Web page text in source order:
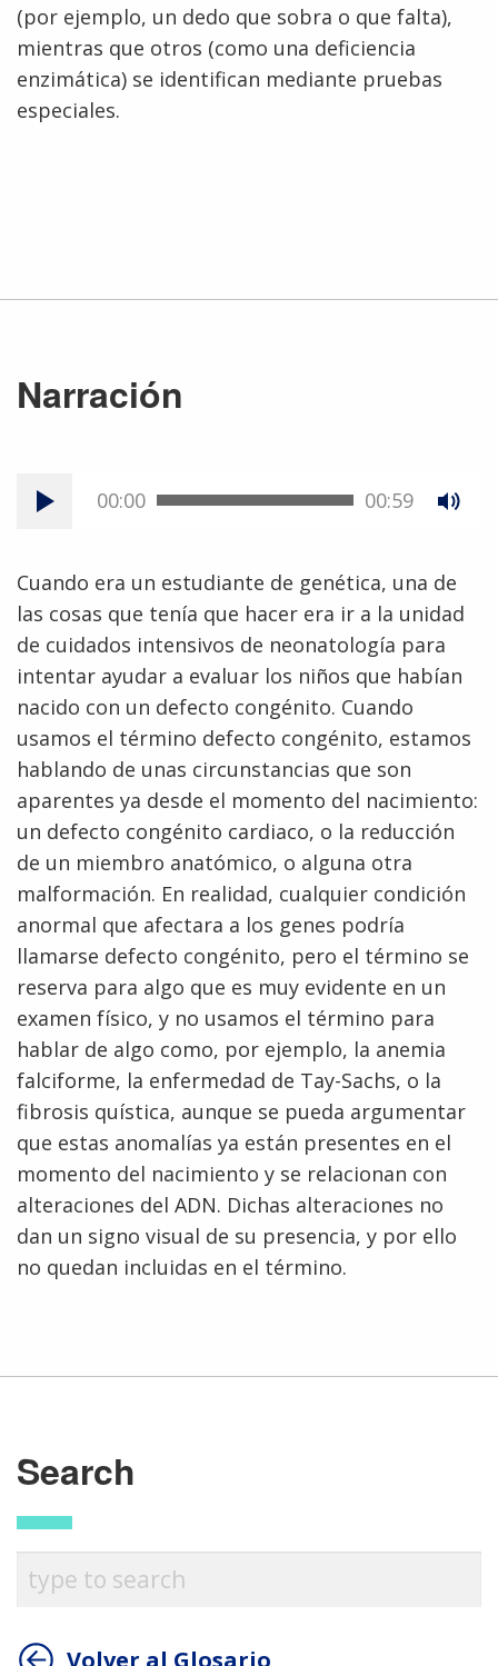
ABOUT
GENOMICS
INTRODUCTION TO GENOMICS
RESEARCH
FUNDING
RESEARCH
AT NHGRI
RESEARCH AREAS
RESEARCH INVESTIGATORS
ABOUT
HEALTH
CAREERS &
TRAINING
JOBS AT NHGRI
NEWS &
EVENTS
NEWS
EVENTS
NHGRI
ORGANIZATION
MISSION AND VISION
POLICIES AND GUIDANCE
(por ejemplo, un dedo que sobra o que falta),
mientras que otros (como una deficiencia
enzimática) se identifican mediante pruebas
especiales.
Narración
00:00 00:59
Cuando era un estudiante de genética, una de
las cosas que tenía que hacer era ir a la unidad
de cuidados intensivos de neonatología para
intentar ayudar a evaluar los niños que habían
nacido con un defecto congénito. Cuando
usamos el término defecto congénito, estamos
hablando de unas circunstancias que son
aparentes ya desde el momento del nacimiento:
un defecto congénito cardiaco, o la reducción
de un miembro anatómico, o alguna otra
malformación. En realidad, cualquier condición
anormal que afectara a los genes podría
llamarse defecto congénito, pero el término se
reserva para algo que es muy evidente en un
examen físico, y no usamos el término para
hablar de algo como, por ejemplo, la anemia
falciforme, la enfermedad de Tay-Sachs, o la
fibrosis quística, aunque se pueda argumentar
que estas anomalías ya están presentes en el
momento del nacimiento y se relacionan con
alteraciones del ADN. Dichas alteraciones no
dan un signo visual de su presencia, y por ello
no quedan incluidas en el término.
Search
Volver al Glosario